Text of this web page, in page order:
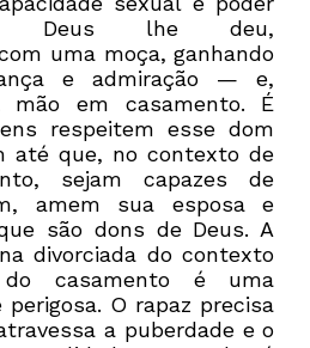
Deus lhe deu,
uma moça, ganhando
e admiração — e,
mão em casamento. É
respeitem esse dom
até que, no contexto de
sejam capazes de
amem sua esposa e
são dons de Deus. A
divorciada do contexto
casamento é uma
O rapaz precisa
a puberdade e o